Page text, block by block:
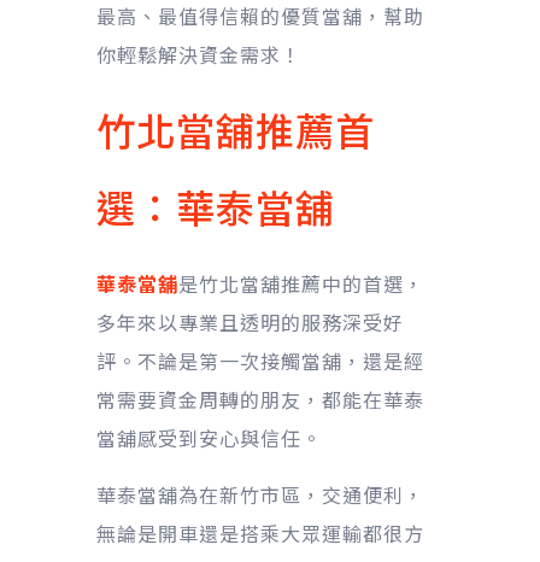
最高、最值得信賴的優質當舖，幫助
你輕鬆解決資金需求！
竹北當舖推薦首
選：華泰當舖
華泰當舖是竹北當舖推薦中的首選，
多年來以專業且透明的服務深受好
評。不論是第一次接觸當舖，還是經
常需要資金周轉的朋友，都能在華泰
當舖感受到安心與信任。
華泰當舖為在新竹市區，交通便利，
無論是開車還是搭乘大眾運輸都很方